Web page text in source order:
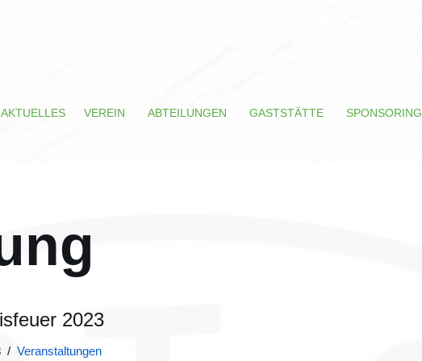
AKTUELLES VEREIN ABTEILUNGEN GASTSTÄTTE SPONSORING
2023
Veranstaltungen